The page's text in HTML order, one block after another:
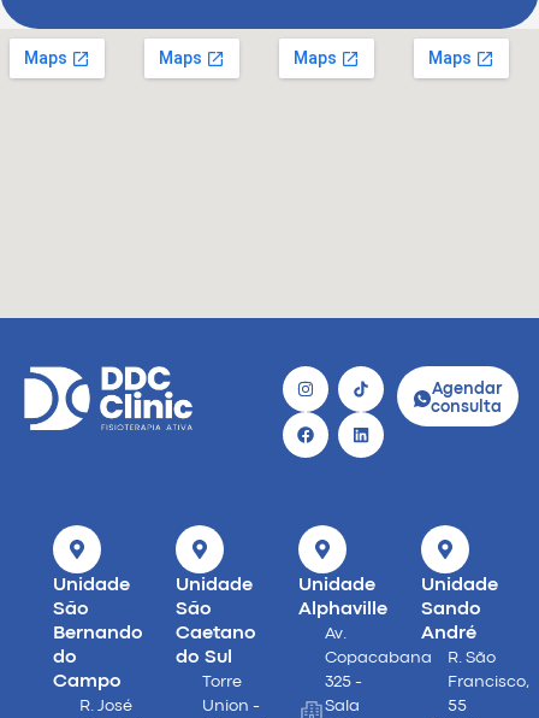
Agendar
consulta
Unidade
São
Bernando
do
Campo
R. José
Unidade
São
Caetano
do Sul
Torre
Union -
Unidade
Alphaville
Av.
Copacabana
325 -
Sala
Unidade
Sando
André
R. São
Francisco,
55